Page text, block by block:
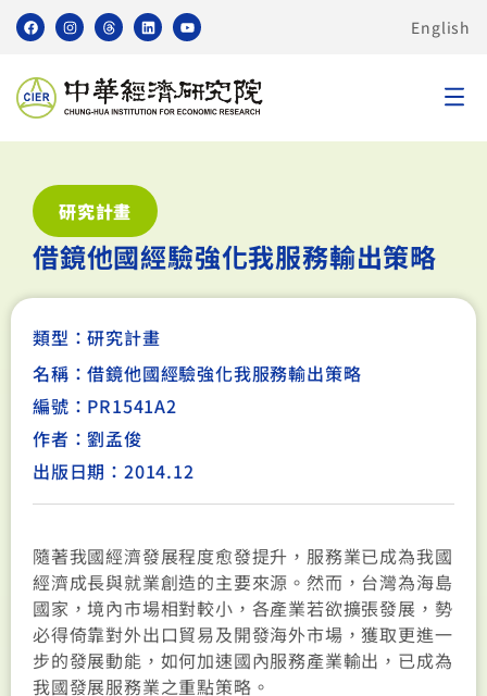
English
研究計畫
借鏡他國經驗強化我服務輸出策略
類型：研究計畫
名稱：借鏡他國經驗強化我服務輸出策略
編號：PR1541A2
作者：劉孟俊
出版日期：2014.12
隨著我國經濟發展程度愈發提升，服務業已成為我國
經濟成長與就業創造的主要來源。然而，台灣為海島
國家，境內市場相對較小，各產業若欲擴張發展，勢
必得倚靠對外出口貿易及開發海外市場，獲取更進一
步的發展動能，如何加速國內服務產業輸出，已成為
我國發展服務業之重點策略。